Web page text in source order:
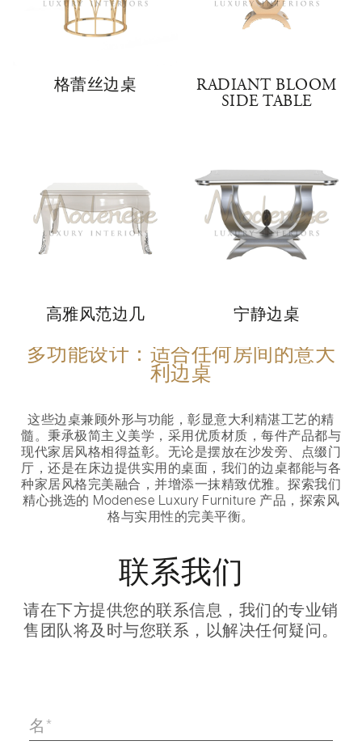
格蕾丝边桌
RADIANT BLOOM
SIDE TABLE
高雅风范边几 宁静边桌
多功能设计：适合任何房间的意大
利边桌
这些边桌兼顾外形与功能，彰显意大利精湛工艺的精
髓。秉承极简主义美学，采用优质材质，每件产品都与
现代家居风格相得益彰。无论是摆放在沙发旁、点缀门
厅，还是在床边提供实用的桌面，我们的边桌都能与各
种家居风格完美融合，并增添一抹精致优雅。探索我们
精心挑选的 Modenese Luxury Furniture 产品，探索风
格与实用性的完美平衡。
联系我们
请在下方提供您的联系信息，我们的专业销
售团队将及时与您联系，以解决任何疑问。